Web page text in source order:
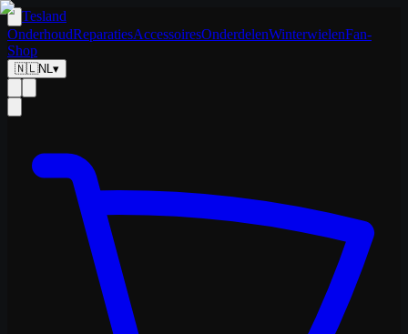
Tesland
OnderhoudReparatiesAccessoiresOnderdelenWinterwielenFan-
Shop
🇳🇱NL▾